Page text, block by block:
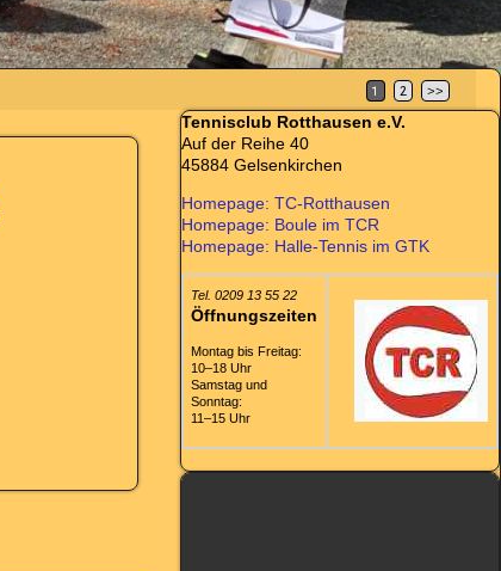
1 2 >>
Tennisclub Rotthausen e.V.
Auf der Reihe 40
45884 Gelsenkirchen
Homepage: TC-Rotthausen
Homepage: Boule im TCR
Homepage: Halle-Tennis im GTK
Tel. 0209 13 55 22
Öffnungszeiten
Montag bis Freitag:
10–18 Uhr
Samstag und
Sonntag:
11–15 Uhr